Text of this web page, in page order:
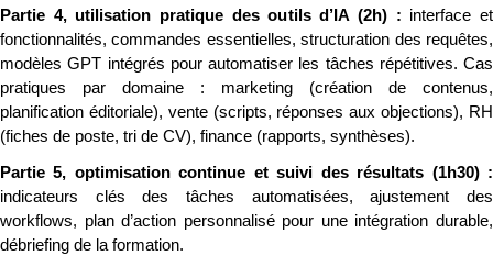
Partie 4, utilisation pratique des outils d’IA (2h) : interface et
fonctionnalités, commandes essentielles, structuration des requêtes,
modèles GPT intégrés pour automatiser les tâches répétitives. Cas
pratiques par domaine : marketing (création de contenus,
planification éditoriale), vente (scripts, réponses aux objections), RH
(fiches de poste, tri de CV), finance (rapports, synthèses).
indicateurs clés des tâches automatisées, ajustement des
workflows, plan d’action personnalisé pour une intégration durable,
débriefing de la formation.